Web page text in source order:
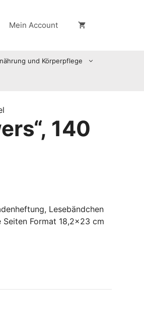
Mein Account
und Körperpflege
140
Lesebändchen
Format 18,2×23 cm